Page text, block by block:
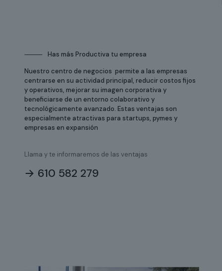
⸻
Has más Productiva tu empresa
Nuestro centro de negocios permite a las empresas
centrarse en su actividad principal, reducir costos fijos
y operativos, mejorar su imagen corporativa y
beneficiarse de un entorno colaborativo y
tecnológicamente avanzado. Estas ventajas son
especialmente atractivas para startups, pymes y
empresas en expansión
Llama y te informaremos de las ventajas
→ 610 582 279